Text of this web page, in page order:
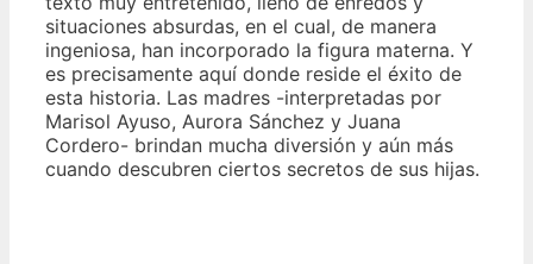
situaciones absurdas, en el cual, de manera
ingeniosa, han incorporado la figura materna. Y
es precisamente aquí donde reside el éxito de
esta historia. Las madres -interpretadas por
Marisol Ayuso, Aurora Sánchez y Juana
Cordero- brindan mucha diversión y aún más
cuando descubren ciertos secretos de sus hijas.